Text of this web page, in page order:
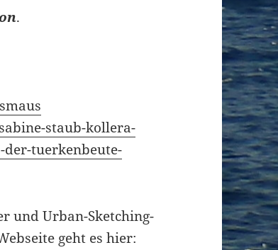
.
staub-kollera-
der-tuerkenbeute-
und Urban-Sketching-
geht es hier: